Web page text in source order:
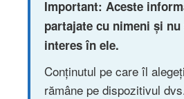
Important: Aceste
partajate cu nimeni și
interes în ele.
Conținutul pe care îl
rămâne pe dispozitivul